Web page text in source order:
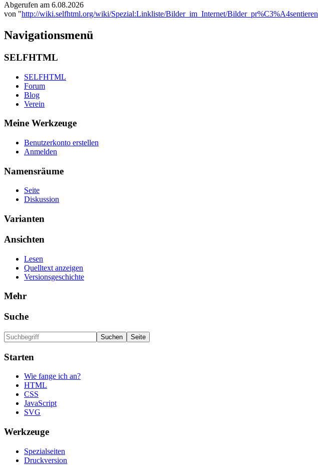
Abgerufen am 6.08.2026
von "http://wiki.selfhtml.org/wiki/Spezial:Linkliste/Bilder_im_Internet/Bilder_pr%C3%A4sentieren
Navigationsmenü
SELFHTML
SELFHTML
Forum
Blog
Verein
Meine Werkzeuge
Benutzerkonto erstellen
Anmelden
Namensräume
Seite
Diskussion
Varianten
Ansichten
Lesen
Quelltext anzeigen
Versionsgeschichte
Mehr
Suche
Starten
Wie fange ich an?
HTML
CSS
JavaScript
SVG
Werkzeuge
Spezialseiten
Druckversion